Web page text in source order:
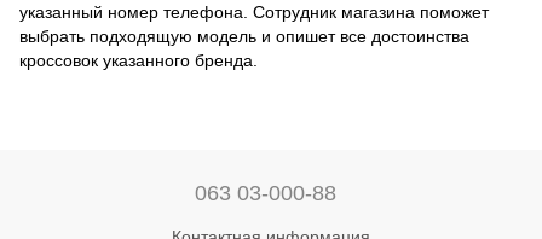
указанный номер телефона. Сотрудник магазина поможет
выбрать подходящую модель и опишет все достоинства
кроссовок указанного бренда.
063 03-000-88